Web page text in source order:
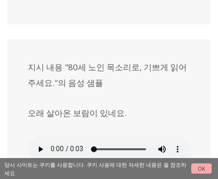
지시 내용 "80세 노인 목소리로, 기쁘게 읽어
주세요."의 음성 샘플
오래 살아온 보람이 있네요.
당사 사이트는 쿠키를 사용합니다. 쿠키 사용에 대한 자세한 내용은 을 참조하
세요.
OK